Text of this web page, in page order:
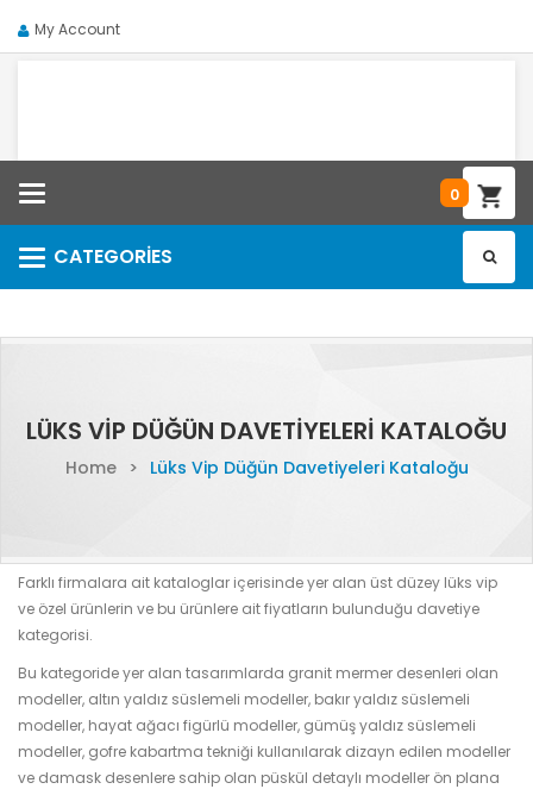
My Account
0
CATEGORIES
Categories
LÜKS VIP DÜĞÜN DAVETIYELERI KATALOĞU
Home > Lüks Vip Düğün Davetiyeleri Kataloğu
Farklı firmalara ait kataloglar içerisinde yer alan üst düzey lüks vip
ve özel ürünlerin ve bu ürünlere ait fiyatların bulunduğu davetiye
kategorisi.
Bu kategoride yer alan tasarımlarda granit mermer desenleri olan
modeller, altın yaldız süslemeli modeller, bakır yaldız süslemeli
modeller, hayat ağacı figürlü modeller, gümüş yaldız süslemeli
modeller, gofre kabartma tekniği kullanılarak dizayn edilen modeller
ve damask desenlere sahip olan püskül detaylı modeller ön plana